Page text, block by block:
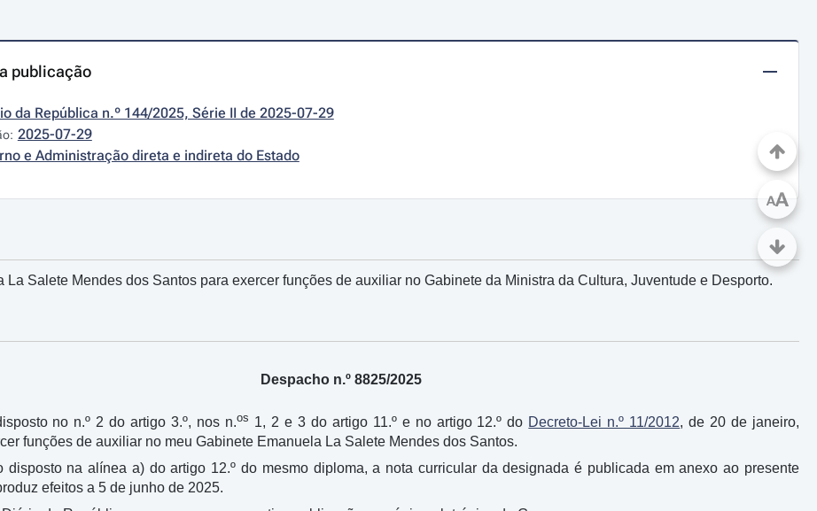
publicação
da República n.º 144/2025, Série II de 2025-07-29
2025-07-29
e Administração direta e indireta do Estado
La Salete Mendes dos Santos para exercer funções de auxiliar no Gabinete da Ministra da Cultura, Juventude e Desporto.
Despacho n.º 8825/2025
no n.º 2 do artigo 3.º, nos n.os 1, 2 e 3 do artigo 11.º e no artigo 12.º do Decreto-Lei n.º 11/2012, de 20 de janeiro,
funções de auxiliar no meu Gabinete Emanuela La Salete Mendes dos Santos.
disposto na alínea a) do artigo 12.º do mesmo diploma, a nota curricular da designada é publicada em anexo ao presente
efeitos a 5 de junho de 2025.
AA